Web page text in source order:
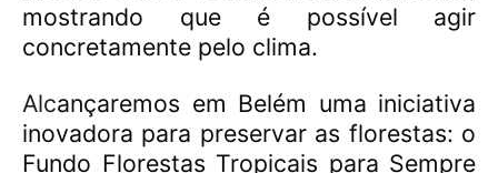
mostrando que é possível agir
concretamente pelo clima.
Alcançaremos em Belém uma iniciativa
inovadora para preservar as florestas: o
Fundo Florestas Tropicais para Sempre